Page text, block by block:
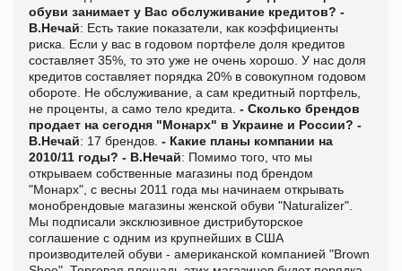
обуви занимает у Вас обслуживание кредитов? -
В.Нечай: Есть такие показатели, как коэффициенты
риска. Если у вас в годовом портфеле доля кредитов
составляет 35%, то это уже не очень хорошо. У нас доля
кредитов составляет порядка 20% в совокупном годовом
обороте. Не обслуживание, а сам кредитный портфель,
не проценты, а само тело кредита. - Сколько брендов
продает на сегодня "Монарх" в Украине и России? -
В.Нечай: 17 брендов. - Какие планы компании на
2010/11 годы? - В.Нечай: Помимо того, что мы
открываем собственные магазины под брендом
"Монарх", с весны 2011 года мы начинаем открывать
монобрендовые магазины женской обуви "Naturalizer".
Мы подписали эксклюзивное дистрибуторское
соглашение с одним из крупнейших в США
производителей обуви - американской компанией "Brown